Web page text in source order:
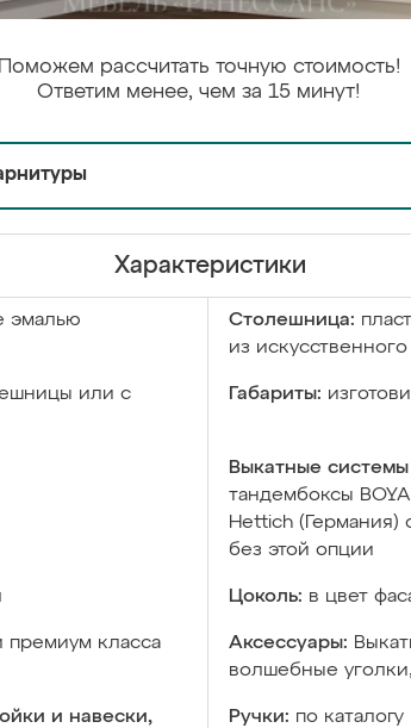
Поможем рассчитать точную стоимость!
Ответим менее, чем за 15 минут!
Характеристики
эмалью Столешница:
из
или с
Габариты:
Выкатные системы
тандембоксы
Hettich (Германия)
без этой опции
Цоколь: в цвет
премиум класса
Аксессуары:
волшебные
и навески,
Ручки: по каталогу